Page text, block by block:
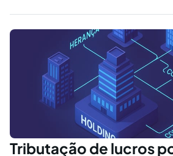
Tributação de lucros